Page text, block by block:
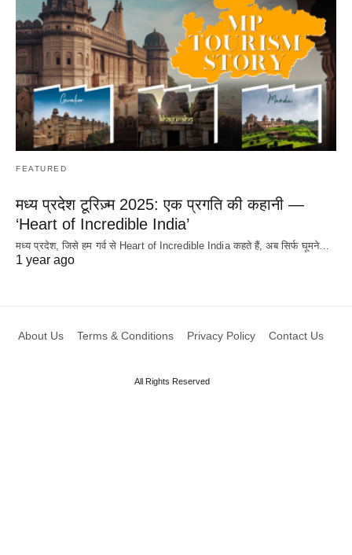
FEATURED
मध्य प्रदेश टूरिज़्म 2025: एक प्रगति की कहानी —
‘Heart of Incredible India’
मध्य प्रदेश, जिसे हम गर्व से Heart of Incredible India कहते हैं, अब सिर्फ घूमने…
1 year ago
About Us Terms & Conditions Privacy Policy Contact Us
All Rights Reserved